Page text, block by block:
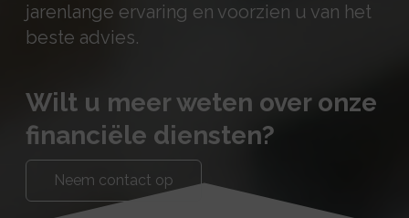
jarenlange ervaring en voorzien u van het
beste advies.
Wilt u meer weten over onze
financiële diensten?
Neem contact op